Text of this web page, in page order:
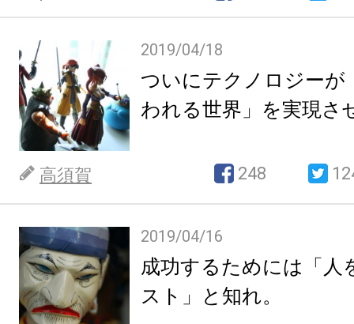
2019/04/18
ついにテクノロジーが
われる世界」を実現さ
高須賀 248
2019/04/16
成功するためには「人
スト」と知れ。